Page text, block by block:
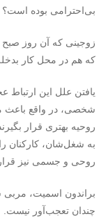
بی‌احترامی بوده است؟
زوجینی که آن روز صبح
که هم در محل کار
یافتن علل این
شخصی، در واقع باعث
روحیه بهتری قرار
به شغل‌شان، کارکنان
روحی و جسمی نیز
براندون اسمیت،
چندان تعجب‌آور نیست.